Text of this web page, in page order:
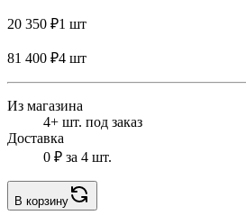
20 350 ₽1 шт
81 400 ₽4 шт
Из магазина
4+ шт. под заказ
Доставка
0 ₽ за 4 шт.
В корзину